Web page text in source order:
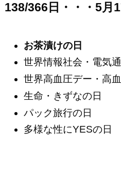
138/366日・・・5月
お茶漬けの日
世界情報社会・電気
世界高血圧デー・高
生命・きずなの日
パック旅行の日
多様な性にYESの日